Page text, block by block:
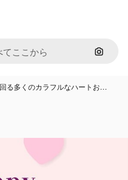
画像で
る多くのカラフルなハートお…